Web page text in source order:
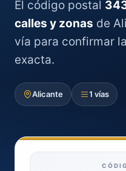
El código postal
calles y zonas de
vía para confirmar
exacta.
Alicante 1 vías